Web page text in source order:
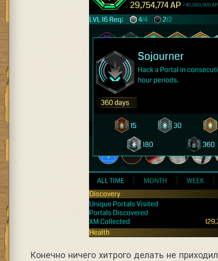
Конечно ничего хитрого делать не